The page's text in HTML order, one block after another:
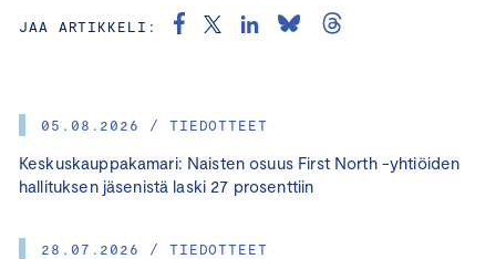
05.08.2026 / TIEDOTTEET
Keskuskauppakamari: Naisten osuus First North -yhtiöiden
hallituksen jäsenistä laski 27 prosenttiin
28.07.2026 / TIEDOTTEET
JAA ARTIKKELI: